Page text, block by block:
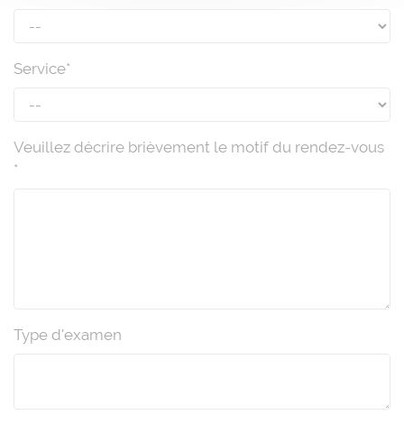
Service*
Veuillez décrire brièvement le motif du rendez-vous
*
Type d'examen